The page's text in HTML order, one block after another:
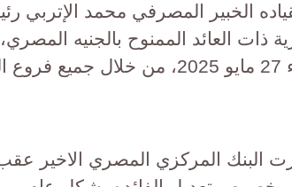
الخبير المصرفي محمد الإتربي
ذات العائد الممنوح بالجنيه
البنك المركزي المصري الاخير